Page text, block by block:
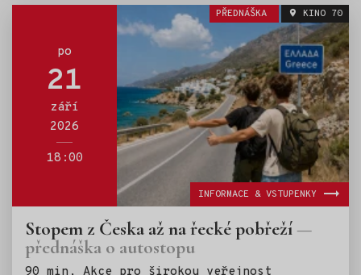
po
21
září
2026
18:00
PŘEDNÁŠKA KINO 70
Stopem z Česka až na řecké pobřeží
přednáška o autostopu
90 min, Akce pro širokou veřejnost
INFORMACE & VSTUPENKY